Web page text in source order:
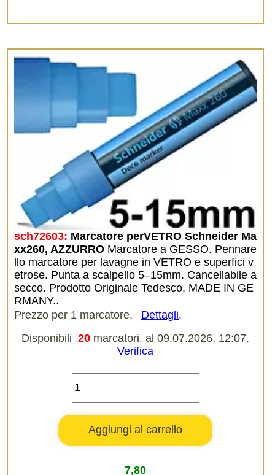
sch72603: Marcatore perVETRO Schneider Ma
xx260, AZZURRO Marcatore a GESSO. Pennare
llo marcatore per lavagne in VETRO e superfici v
etrose. Punta a scalpello 5–15mm. Cancellabile a
secco. Prodotto Originale Tedesco, MADE IN GE
RMANY..
Prezzo per 1 marcatore.
Dettagli.
Disponibili 20 marcatori, al 09.07.2026, 12:07.
Verifica
7,80